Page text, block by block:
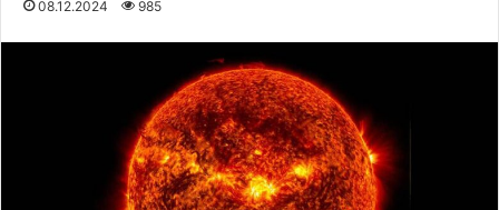
08.12.2024 985